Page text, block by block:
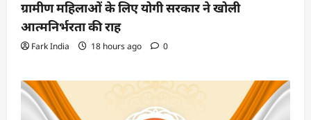
ग्रामीण महिलाओं के लिए योगी सरकार ने खोली
आत्मनिर्भरता की राह
Fark India 18 hours ago 0